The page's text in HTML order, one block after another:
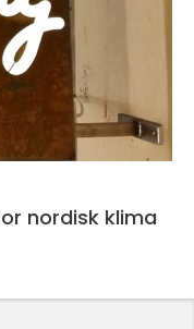
for nordisk klima